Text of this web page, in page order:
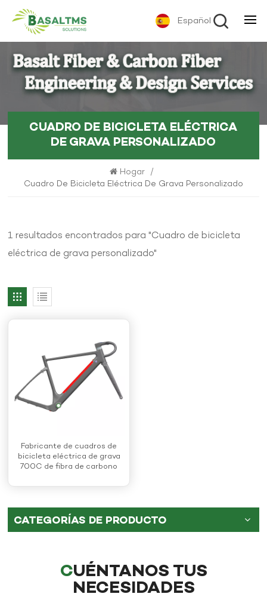
Español
CUADRO DE BICICLETA ELÉCTRICA
DE GRAVA PERSONALIZADO
Hogar /
Cuadro De Bicicleta Eléctrica De Grava Personalizado
1 resultados encontrados para "Cuadro de bicicleta
eléctrica de grava personalizado"
Fabricante de cuadros de
bicicleta eléctrica de grava
700C de fibra de carbono
CATEGORÍAS DE PRODUCTO
CUÉNTANOS TUS
NECESIDADES